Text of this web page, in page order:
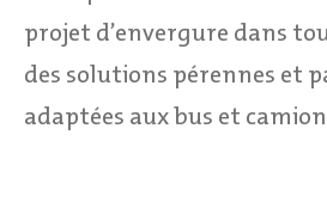
projet d’envergure dans
des solutions pérennes et
adaptées aux bus et